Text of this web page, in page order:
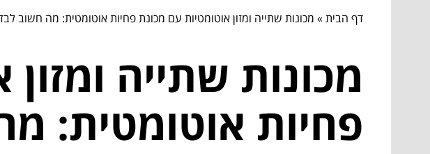
דף הבית» מכונות שתייה ומזון אוטומטיות עם מכונת פחיות אוטומטית: מה חשוב
מכונות שתייה
פחיות אוטומטית: